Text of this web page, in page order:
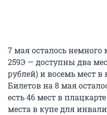
7 мая осталось немного
259Э — доступны два
рублей) и восемь мест в
Билетов на 8 мая
есть 46 мест в
места в купе для